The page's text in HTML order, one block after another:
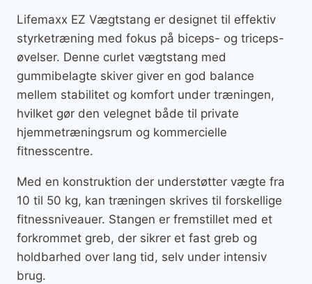
Lifemaxx EZ Vægtstang er designet til effektiv
styrketræning med fokus på biceps- og triceps-
øvelser. Denne curlet vægtstang med
gummibelagte skiver giver en god balance
mellem stabilitet og komfort under træningen,
hvilket gør den velegnet både til private
hjemmetræningsrum og kommercielle
fitnesscentre.
Med en konstruktion der understøtter vægte fra
10 til 50 kg, kan træningen skrives til forskellige
fitnessniveauer. Stangen er fremstillet med et
forkrommet greb, der sikrer et fast greb og
holdbarhed over lang tid, selv under intensiv
brug.